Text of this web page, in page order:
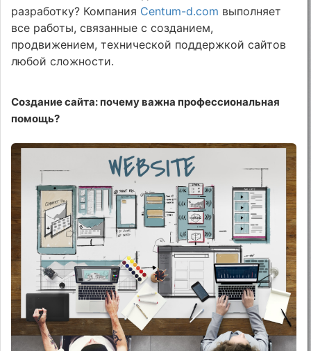
разработку? Компания Centum-d.com выполняет
все работы, связанные с созданием,
продвижением, технической поддержкой сайтов
любой сложности.
Создание сайта: почему важна профессиональная
помощь?